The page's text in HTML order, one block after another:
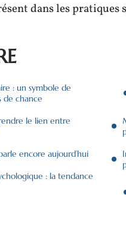
dans les
: un symbole de
de chance
le lien entre
encore aujourd’hui
: la tendance